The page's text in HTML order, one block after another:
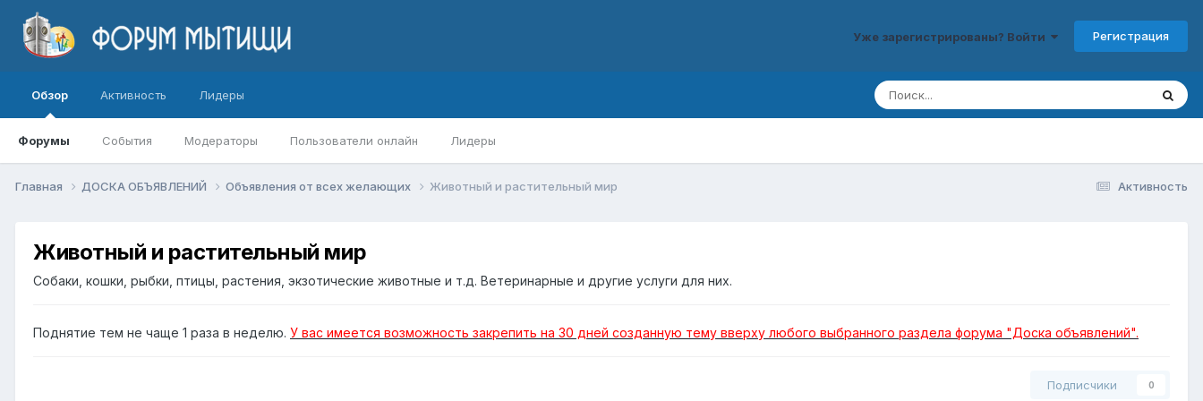
Уже зарегистрированы? Войти Регистрация
Обзор
Форумы События Модераторы Пользователи онлайн Лидеры
Активность Лидеры
Активность
Главная ДОСКА ОБЪЯВЛЕНИЙ Объявления от всех желающих Животный и растительный мир
Животный и растительный мир
Собаки, кошки, рыбки, птицы, растения, экзотические животные и т.д. Ветеринарные и другие услуги для них.
Поднятие тем не чаще 1 раза в неделю. У вас имеется возможность закрепить на 30 дней созданную тему вверху любого выбранного раздела форума "Доска объявлений".
Подписчики 0